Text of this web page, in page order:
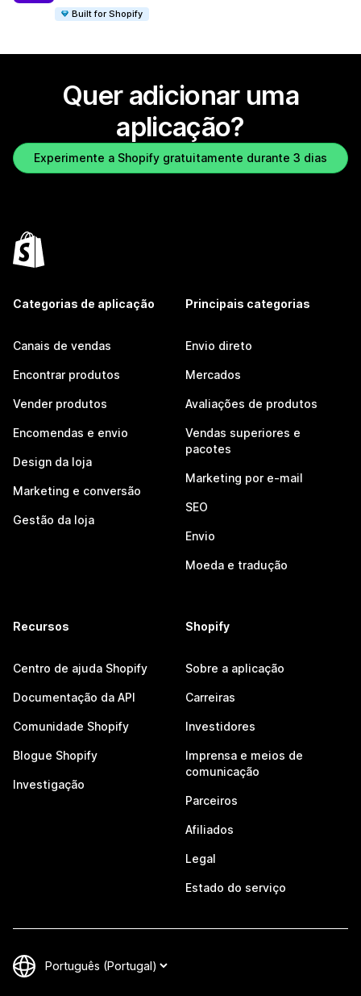
Built for Shopify
Quer adicionar uma
aplicação?
Experimente a Shopify gratuitamente durante 3 dias
Categorias de aplicação
Canais de vendas
Encontrar produtos
Vender produtos
Encomendas e envio
Design da loja
Marketing e conversão
Gestão da loja
Principais categorias
Envio direto
Mercados
Avaliações de produtos
Vendas superiores e
pacotes
Marketing por e-mail
SEO
Envio
Moeda e tradução
Recursos
Centro de ajuda Shopify
Documentação da API
Comunidade Shopify
Blogue Shopify
Investigação
Shopify
Sobre a aplicação
Carreiras
Investidores
Imprensa e meios de
comunicação
Parceiros
Afiliados
Legal
Estado do serviço